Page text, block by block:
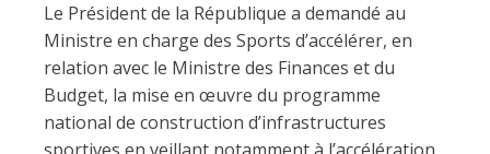
Le Président de la République a demandé au
Ministre en charge des Sports d’accélérer, en
relation avec le Ministre des Finances et du
Budget, la mise en œuvre du programme
national de construction d’infrastructures